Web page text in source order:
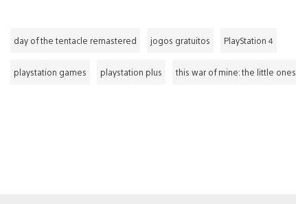
day of the tentacle remastered jogos gratuitos PlayStation 4
playstation games playstation plus this war of mine: the little ones